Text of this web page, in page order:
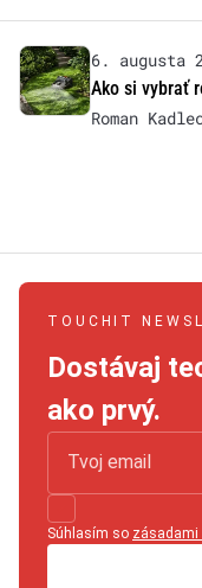
6. augusta
Ako si vybrať
Roman
TOUCHIT
Dostávaj
ako prvý.
Súhlasím so zásadami